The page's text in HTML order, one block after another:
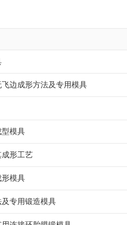
边成形方法及专用模具
型模具
形工艺
形模具
专用锻造模具